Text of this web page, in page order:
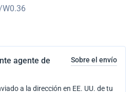
W0.36
agente de
Sobre el envío
a la dirección en EE. UU. de tu